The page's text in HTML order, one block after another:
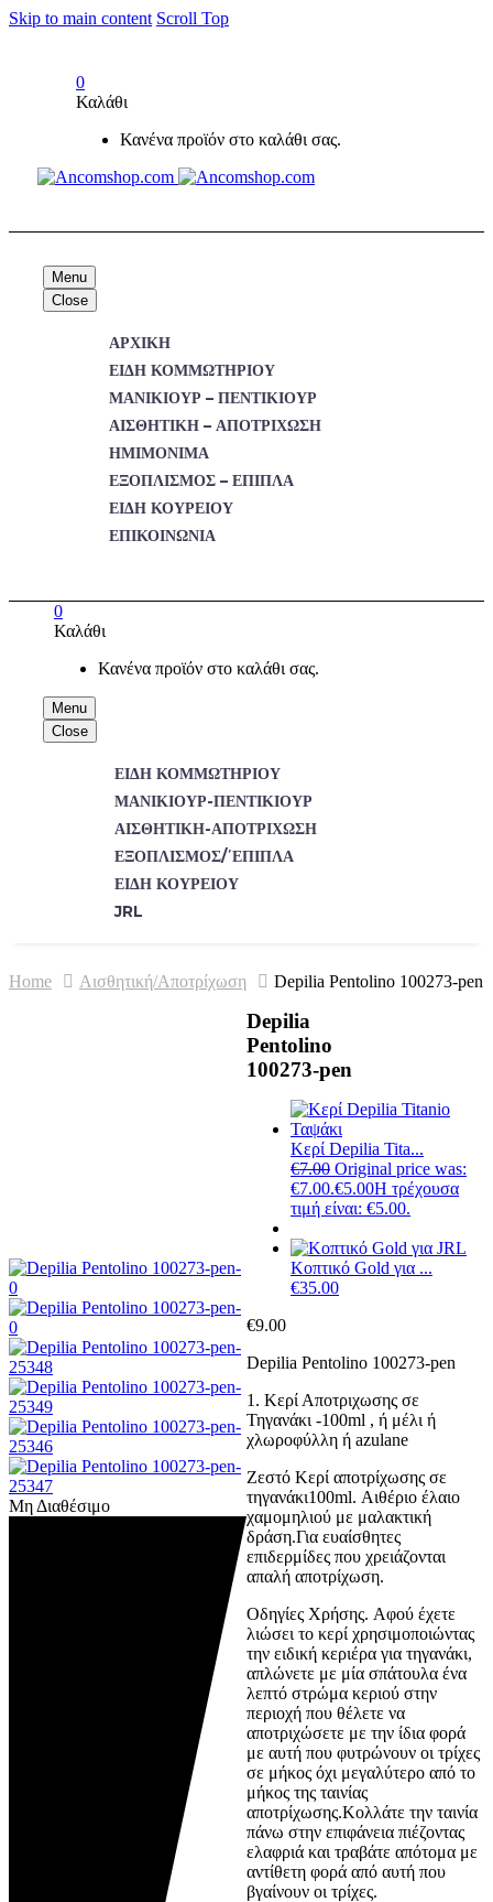
Skip to main content Scroll Top
0
Καλάθι
Κανένα προϊόν στο καλάθι σας.
Menu
Close
ΑΡΧΙΚΗ
ΕΙΔΗ ΚΟΜΜΩΤΗΡΙΟΥ
ΜΑΝΙΚΙΟΥΡ – ΠΕΝΤΙΚΙΟΥΡ
ΑΙΣΘΗΤΙΚΗ – ΑΠΟΤΡΙΧΩΣΗ
ΗΜΙΜΟΝΙΜΑ
ΕΞΟΠΛΙΣΜΟΣ – ΕΠΙΠΛΑ
ΕΙΔΗ ΚΟΥΡΕΙΟΥ
ΕΠΙΚΟΙΝΩΝΙΑ
Menu
Close
ΕΊΔΗ ΚΟΜΜΩΤΗΡΊΟΥ
ΜΑΝΙΚΙΟΎΡ-ΠΕΝΤΙΚΙΟΎΡ
ΑΙΣΘΗΤΙΚΉ-ΑΠΟΤΡΊΧΩΣΗ
ΕΞΟΠΛΙΣΜΌΣ/΄ΕΠΙΠΛΑ
ΕΊΔΗ ΚΟΥΡΕΊΟΥ
JRL
0
Καλάθι
Κανένα προϊόν στο καλάθι σας.
Home Αισθητική/Αποτρίχωση Depilia Pentolino 100273-pen
Μη Διαθέσιμο
Depilia
Pentolino
100273-pen
Κερί Depilia Tita...
€7.00 Original price was:
€7.00.€5.00Η τρέχουσα
τιμή είναι: €5.00.
Κοπτικό Gold για ...
€35.00
€9.00
Depilia Pentolino 100273-pen
1. Κερί Αποτριχωσης σε
Τηγανάκι -100ml , ή μέλι ή
χλωροφύλλη ή azulane
Ζεστό Κερί αποτρίχωσης σε
τηγανάκι100ml. Αιθέριο έλαιο
χαμομηλιού με μαλακτική
δράση.Για ευαίσθητες
επιδερμίδες που χρειάζονται
απαλή αποτρίχωση.
Οδηγίες Χρήσης. Αφού έχετε
λιώσει το κερί χρησιμοποιώντας
την ειδική κεριέρα για τηγανάκι,
απλώνετε με μία σπάτουλα ένα
λεπτό στρώμα κεριού στην
περιοχή που θέλετε να
αποτριχώσετε με την ίδια φορά
με αυτή που φυτρώνουν οι τρίχες
σε μήκος όχι μεγαλύτερο από το
μήκος της ταινίας
αποτρίχωσης.Κολλάτε την ταινία
πάνω στην επιφάνεια πιέζοντας
ελαφριά και τραβάτε απότομα με
αντίθετη φορά από αυτή που
βγαίνουν οι τρίχες.